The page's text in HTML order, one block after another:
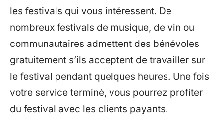
les festivals qui vous intéressent. De
nombreux festivals de musique, de vin ou
communautaires admettent des bénévoles
gratuitement s’ils acceptent de travailler sur
le festival pendant quelques heures. Une fois
votre service terminé, vous pourrez profiter
du festival avec les clients payants.